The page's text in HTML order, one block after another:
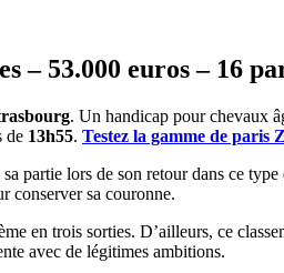
– 53.000 euros – 16
. Un handicap pour chevaux
de 13h55. Testez la gamme de paris
partie lors de son retour dans ce
conserver sa couronne.
en trois sorties. D’ailleurs, ce
avec de légitimes ambitions.